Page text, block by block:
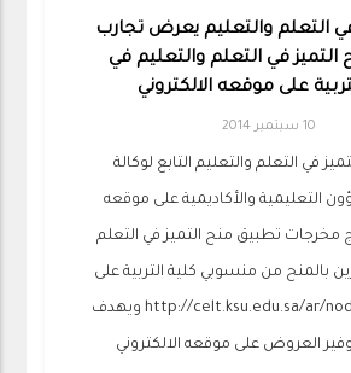
في التعلم والتعليم يعرض تجارب
في التعلم والتعليم في
على موقعه الالكتروني
10 سبتمبر 2014
في التعلم والتعليم التابع لوكالة
التعليمية والأكاديمية على موقعه
مخرجات تطبيق منح التميز في التعلم
بالمنح من منسوبي كلية التربية على
الرابط: http://celt.ksu.edu.sa/ar/node/1057 ويهدف
العروض على موقعه الالكتروني